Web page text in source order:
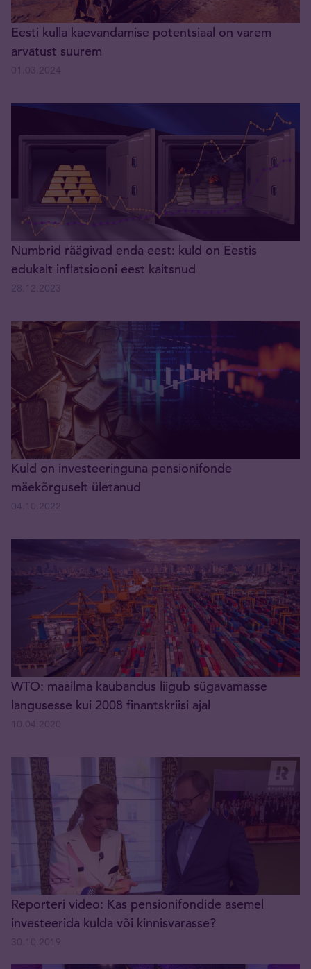
Eesti kulla kaevandamise potentsiaal on varem
arvatust suurem
Numbrid räägivad enda eest: kuld on Eestis
edukalt inflatsiooni eest kaitsnud
Kuld on investeeringuna pensionifonde
mäekõrguselt ületanud
WTO: maailma kaubandus liigub sügavamasse
langusesse kui 2008 finantskriisi ajal
Reporteri video: Kas pensionifondide asemel
investeerida kulda või kinnisvarasse?